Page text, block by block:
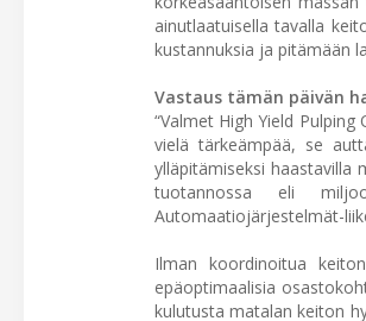
ainutlaatuisella tavalla
kustannuksia ja pitämään
Vastaus tämän päivän
“Valmet High Yield
vielä tärkeämpää, se
ylläpitämiseksi haastavilla
tuotannossa eli
Automaatiojärjestelmät-
Ilman koordinoitua
epäoptimaalisia
kulutusta matalan keiton